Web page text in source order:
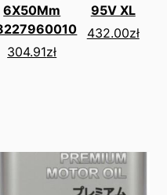
6X50Mm
304.91zł
95V XL
432.00zł